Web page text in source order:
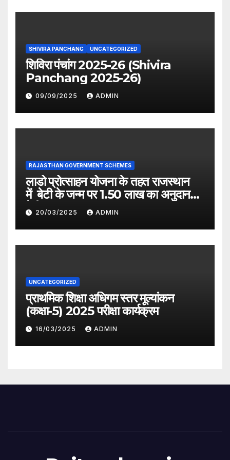
SHIVIRA PANCHANG UNCATEGORIZED
शिविरा पंचांग 2025-26 (Shivira
Panchang 2025-26)
09/09/2025 ADMIN
RAJASTHAN GOVERNMENT SCHEMES
लाडो प्रोत्साहन योजना के तहत राजस्थान
में बेटी के जन्म पर 1.50 लाख का अनुदान
देगी सरकार
20/03/2025 ADMIN
UNCATEGORIZED
प्राथमिक शिक्षा अधिगम स्तर मूल्यांकन
(कक्षा-5) 2025 परीक्षा कार्यक्रम
16/03/2025 ADMIN